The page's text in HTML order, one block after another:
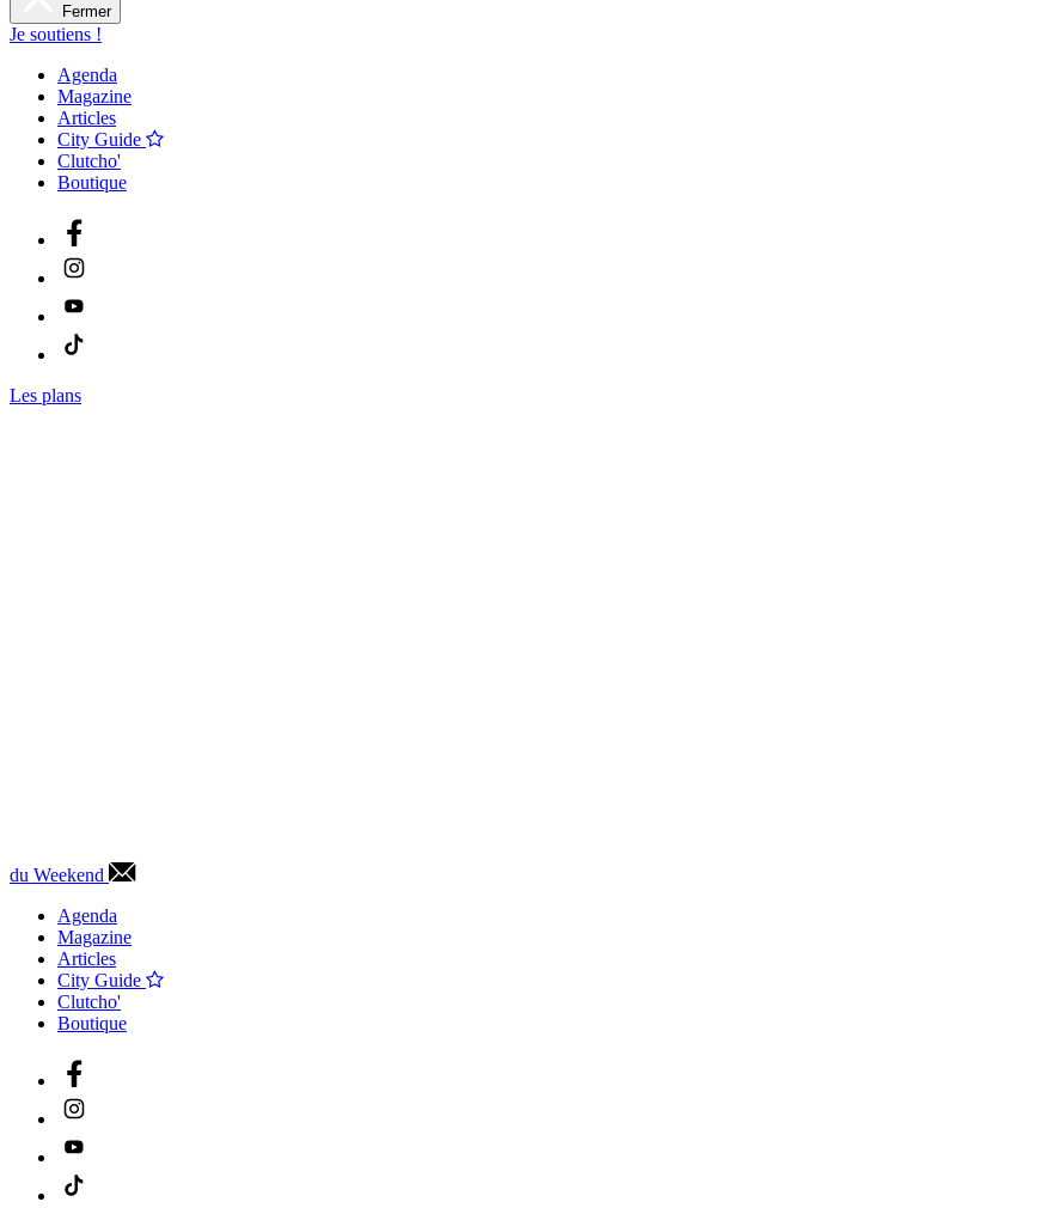
Fermer
Je soutiens !
Agenda
Magazine
Articles
City Guide
Clutcho'
Boutique
Les plans
du Weekend
Agenda
Magazine
Articles
City Guide
Clutcho'
Boutique